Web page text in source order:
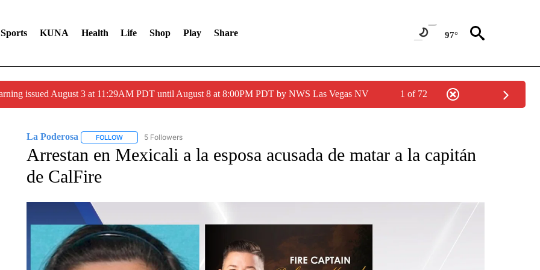
Sports KUNA Health Life Shop Play Share 97°
issued August 3 at 11:29AM PDT until August 8 at 8:00PM PDT by NWS Las Vegas NV 1 of 72
La Poderosa FOLLOWFOLLOW "LA PODEROSA" TO RECEIVE NOTIFICATIONS ABOUT NEW PAGES ON "LA PODEROSA".
5 Followers
Arrestan en Mexicali a la esposa acusada de matar a la capitán
de CalFire